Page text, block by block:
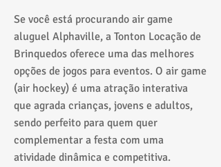
Se você está procurando air game
aluguel Alphaville, a Tonton Locação de
Brinquedos oferece uma das melhores
opções de jogos para eventos. O air game
(air hockey) é uma atração interativa
que agrada crianças, jovens e adultos,
sendo perfeito para quem quer
complementar a festa com uma
atividade dinâmica e competitiva.